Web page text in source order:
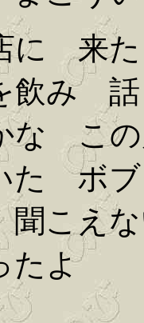
に 来
飲み
な こ
た ボ
こえ
たよ